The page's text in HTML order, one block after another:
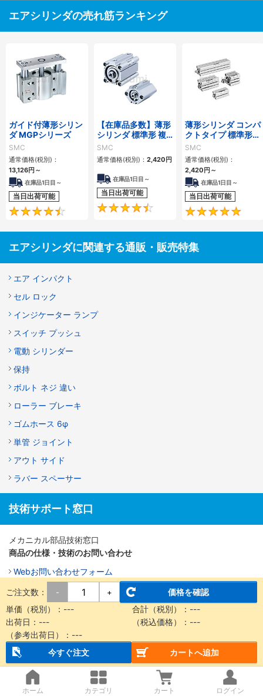
エアシリンダの売れ筋ランキング
ガイド付薄形シリン
ダ MGPシリーズ
SMC
通常価格(税別)：
13,126円 ～
在庫品1日目～
当日出荷可能
4.6
【在庫品多数】薄形
シリンダ 標準形 複
動・片ロッド CQ2
シリーズ
SMC
通常価格(税別)： 2,420 円
在庫品1日目～
当日出荷可能
4.5
薄形シリンダ コンパ
クトタイプ 標準形
複動 片ロッド CQS
シリーズ
SMC
通常価格(税別)：
2,420 円 ～
在庫品1日目～
当日出荷可能
エアシリンダに関連する通販・販売特集
エア インパクト
セル ロック
インジケーター ランプ
スイッチ プッシュ
電動 シリンダー
保持
ボルト ネジ 違い
ローラー ブレーキ
ゴムホース 6φ
単管 ジョイント
アウト サイド
ラバー スペーサー
技術サポート窓口
メカニカル部品技術窓口
商品の仕様・技術のお問い合わせ
Webお問い合わせフォーム
営業時間：9:00～18:00（土曜日・日曜日・祝日は除く）
※お問い合わせフォームは24時間受付しております。
ご注文数： - +
価格を確認
単価（税別）： --- 合計（税別）： ---
出荷日： --- （税込価格）： ---
（参考出荷日）： ---
今すぐ注文
カートへ追加
ホーム カテゴリ カート ログイン